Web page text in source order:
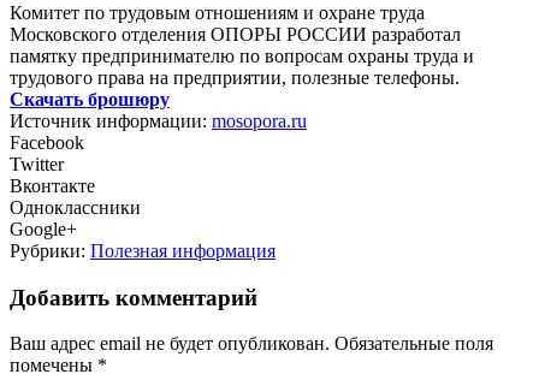
Комитет по трудовым отношениям и охране труда
Московского отделения ОПОРЫ РОССИИ разработал
памятку предпринимателю по вопросам охраны труда и
трудового права на предприятии, полезные телефоны.
Скачать брошюру
Источник информации: mosopora.ru
Facebook
Twitter
Вконтакте
Одноклассники
Google+
Рубрики: Полезная информация
Добавить комментарий
Ваш адрес email не будет опубликован. Обязательные поля
помечены *